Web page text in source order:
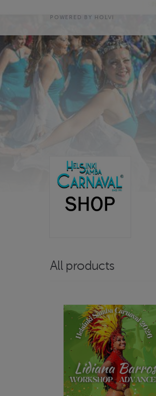
POWERED BY HOLVI
All products